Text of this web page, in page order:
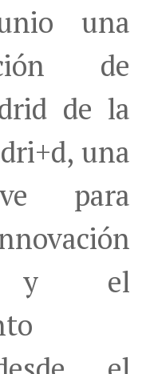
una
de
de la
una
para
y el